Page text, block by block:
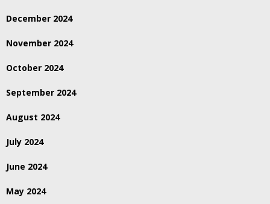
December 2024
November 2024
October 2024
September 2024
August 2024
July 2024
June 2024
May 2024